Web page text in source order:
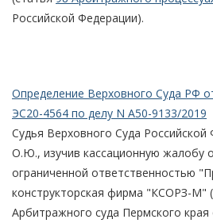
Российской Федерации).
Определение Верховного Суда РФ
ЭС20-4564 по делу N А50-9133/2019
Судья Верховного Суда
О.Ю., изучив кассационную жалобу
ограниченной ответственностью
конструкторская фирма "КСОРЗ-М"
Арбитражного суда Пермского края